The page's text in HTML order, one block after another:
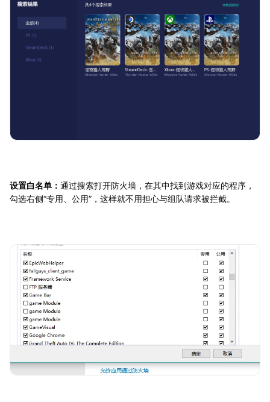
设置白名单： 通过搜索打开防火墙，在其中找到游戏对应的程序，
勾选右侧“专用、公用”，这样就不用担心与组队请求被拦截。